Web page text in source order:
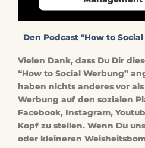
Den Podcast "How to
Vielen Dank, dass Du Dir
“How to Social Werbung”
haben nichts anderes vor
Werbung auf den sozialen
Facebook, Instagram,
Kopf zu stellen. Wenn Du
oder kleineren